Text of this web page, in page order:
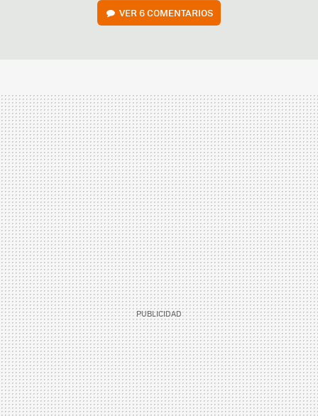
VER6 COMENTARIOS